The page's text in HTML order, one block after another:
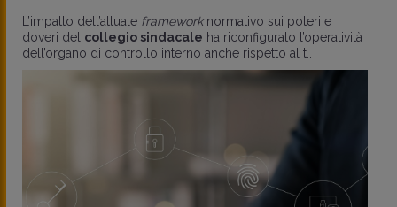
L’impatto dell’attuale framework normativo sui poteri e
doveri del collegio sindacale ha riconfigurato l’operatività
dell’organo di controllo interno anche rispetto al t..